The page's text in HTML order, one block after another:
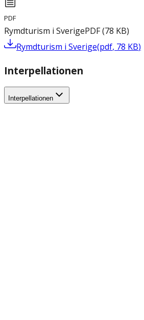
PDF
Rymdturism i SverigePDF(78 KB)
Rymdturism i Sverige(pdf, 78 KB)
Interpellationen
Interpellationen